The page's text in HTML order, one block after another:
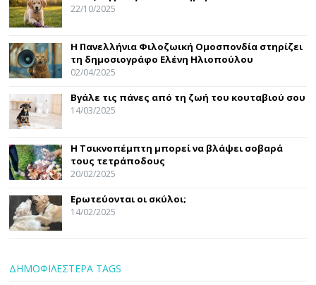
22/10/2025
Η Πανελλήνια Φιλοζωική Ομοσπονδία στηρίζει
τη δημοσιογράφο Ελένη Ηλιοπούλου
02/04/2025
Βγάλε τις πάνες από τη ζωή του κουταβιού σου
14/03/2025
Η Τσικνοπέμπτη μπορεί να βλάψει σοβαρά
τους τετράποδους
20/02/2025
Ερωτεύονται οι σκύλοι;
14/02/2025
ΔΗΜΟΦΙΛΕΣΤΕΡΑ TAGS